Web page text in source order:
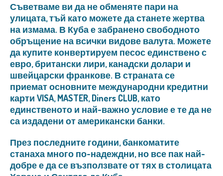
Съветваме ви да не обменяте пари на
улицата, тъй като можете да станете жертва
на измама. В Куба е забранено свободното
обръщение на всички видове валута. Можете
да купите конвертируем песос единствено с
евро, британски лири, канадски долари и
швейцарски франкове. В страната се
приемат основните международни кредитни
карти VISA, MASTER, Diners CLUB, като
единственото и най-важно условие е те да не
са издадени от американски банки.
През последните години, банкоматите
станаха много по-надеждни, но все пак най-
добре е да се възползвате от тях в столицата